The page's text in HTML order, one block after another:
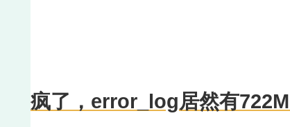
疯了，error_log居然有